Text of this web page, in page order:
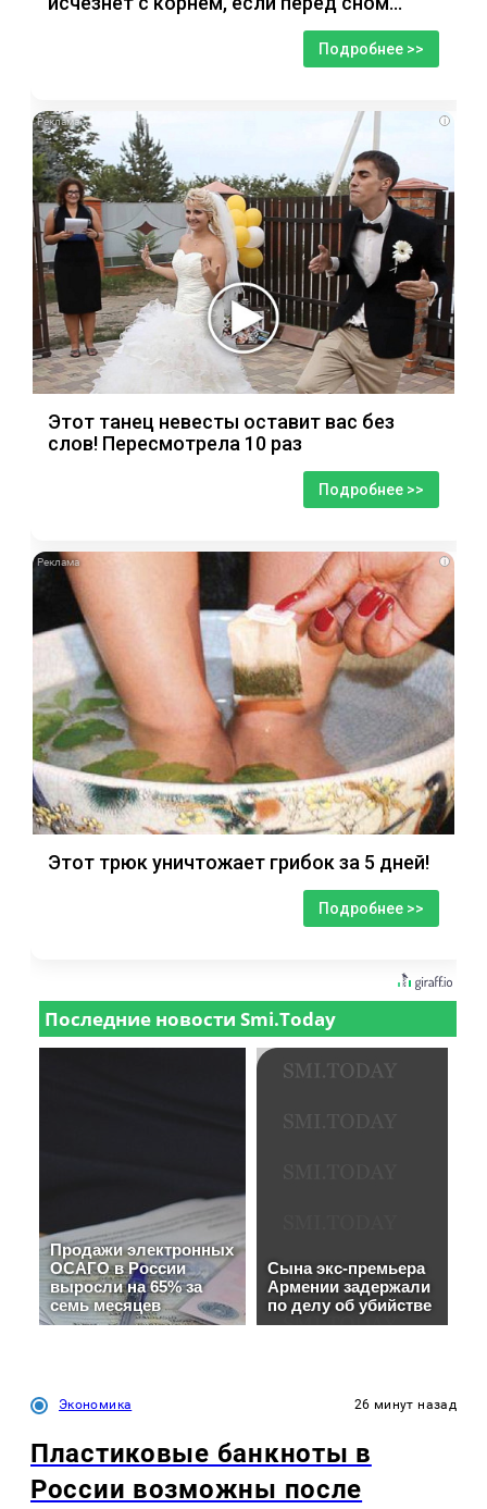
Подробнее >>
i
Этот танец невесты оставит вас без
слов! Пересмотрела 10 раз
Подробнее >>
i
Этот трюк уничтожает грибок за 5 дней!
Подробнее >>
Экономика 26 минут назад
Пластиковые банкноты в
России возможны после